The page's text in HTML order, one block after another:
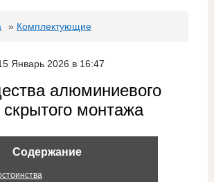
» Комплектующие
Январь 2026 в 16:47
алюминиевого
скрытого монтажа
Содержание